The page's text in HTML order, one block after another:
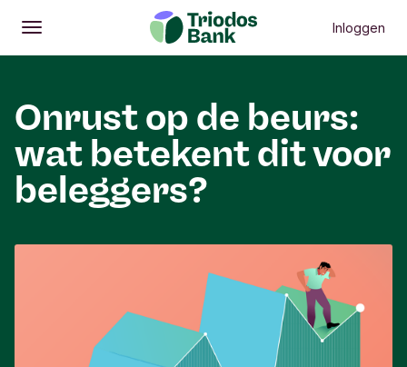
Openen
Hoofdmenu Inloggen
Onrust op de beurs:
wat betekent dit voor
beleggers?